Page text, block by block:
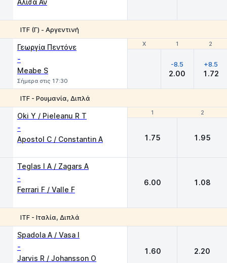
Αλίσα Αν
ITF (Γ) - Αργεντινή
Χ 1 2
Γεωργία Πεντόνε
-
Meabe S
Σήμερα στις 17:30
Χ 1 2
-8.5
2.00
+8.5
1.72
ITF - Ρουμανία, Διπλά
1 2
Oki Y / Pieleanu R T
-
Apostol C / Constantin A
1 2
1.75 1.95
Teglas I A / Zagars A
-
Ferrari F / Valle F
6.00 1.08
ITF - Ιταλία, Διπλά
Spadola A / Vasa I
-
Jarvis R / Johansson O
1.60 2.20